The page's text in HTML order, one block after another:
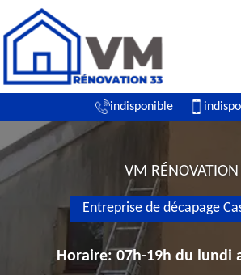
indisponible
VM RÉNOVATION
Entreprise de décapage
Horaire: 07h-19h du lundi